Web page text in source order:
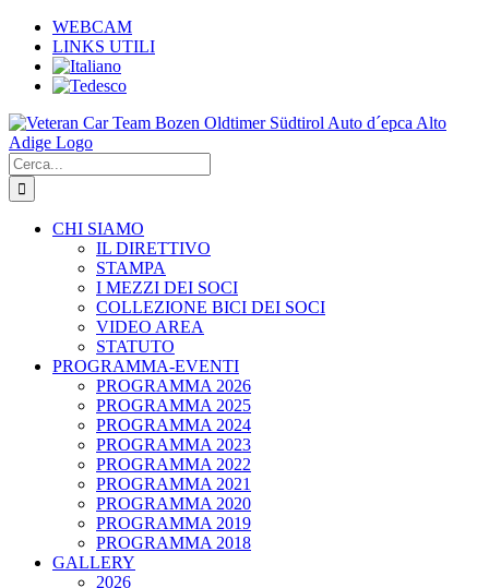
Salta
contenuto
WEBCAM
LINKS UTILI
Cerca
per:
CHI SIAMO
IL DIRETTIVO
STAMPA
I MEZZI DEI SOCI
COLLEZIONE BICI DEI SOCI
VIDEO AREA
STATUTO
PROGRAMMA-EVENTI
PROGRAMMA 2026
PROGRAMMA 2025
PROGRAMMA 2024
PROGRAMMA 2023
PROGRAMMA 2022
PROGRAMMA 2021
PROGRAMMA 2020
PROGRAMMA 2019
PROGRAMMA 2018
GALLERY
2026